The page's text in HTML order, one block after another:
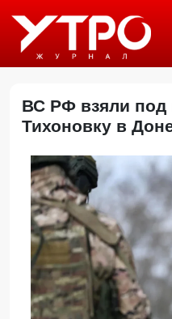
ВС РФ взяли под
Тихоновку в